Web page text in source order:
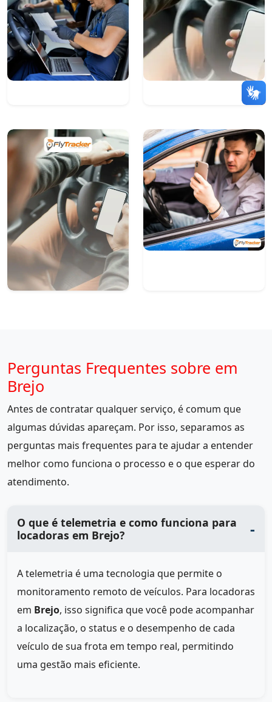
Perguntas Frequentes sobre em
Brejo
Antes de contratar qualquer serviço, é comum que
algumas dúvidas apareçam. Por isso, separamos as
perguntas mais frequentes para te ajudar a entender
melhor como funciona o processo e o que esperar do
atendimento.
O que é telemetria e como funciona para
locadoras em Brejo?
A telemetria é uma tecnologia que permite o
monitoramento remoto de veículos. Para locadoras
em Brejo, isso significa que você pode acompanhar
a localização, o status e o desempenho de cada
veículo de sua frota em tempo real, permitindo
uma gestão mais eficiente.